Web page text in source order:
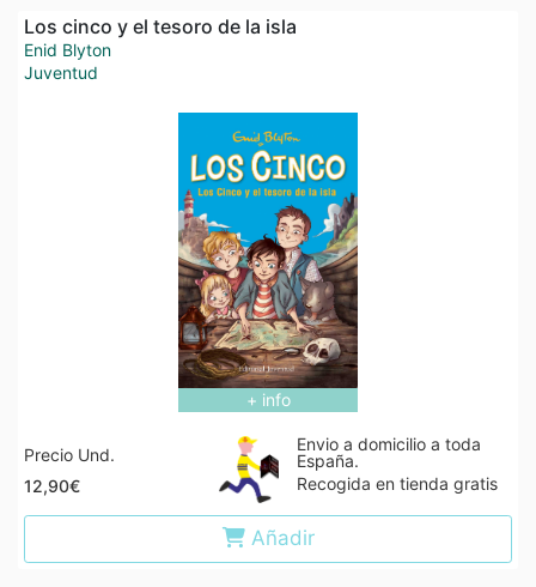
Los cinco y el tesoro de la isla
Enid Blyton
Juventud
+ info
Precio Und.
12,90€
Envio a domicilio a toda
España.
Recogida en tienda gratis
Añadir